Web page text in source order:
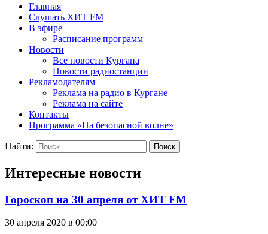
Главная
Слушать ХИТ FM
В эфире
Расписание программ
Новости
Все новости Кургана
Новости радиостанции
Рекламодателям
Реклама на радио в Кургане
Реклама на сайте
Контакты
Программа «На безопасной волне»
Найти:
Интересные новости
Гороскоп на 30 апреля от ХИТ FM
30 апреля 2020 в 00:00